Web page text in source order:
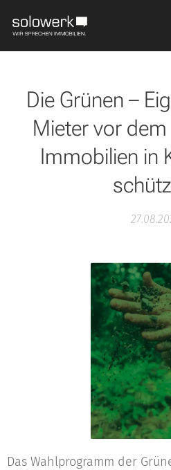
Die Grünen –
Mieter vor
Immobilien in
Das Wahlprogramm der